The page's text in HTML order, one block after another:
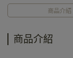
商品介紹
商品介紹